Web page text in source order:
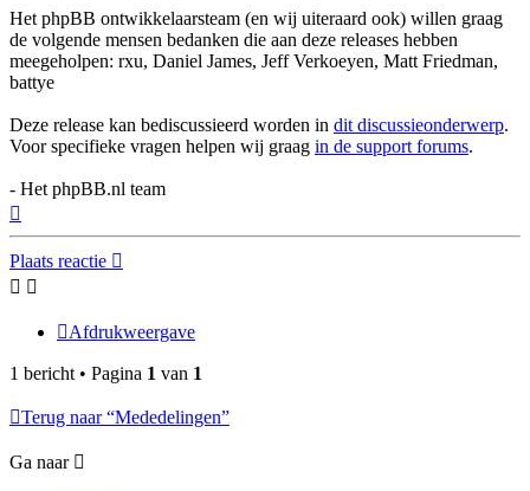
Het phpBB ontwikkelaarsteam (en wij uiteraard ook) willen graag
de volgende mensen bedanken die aan deze releases hebben
meegeholpen: rxu, Daniel James, Jeff Verkoeyen, Matt Friedman,
battye
Deze release kan bediscussieerd worden in dit discussieonderwerp.
Voor specifieke vragen helpen wij graag in de support forums.
- Het phpBB.nl team
Plaats reactie
Afdrukweergave
1 bericht • Pagina 1 van 1
Terug naar “Mededelingen”
Ga naar